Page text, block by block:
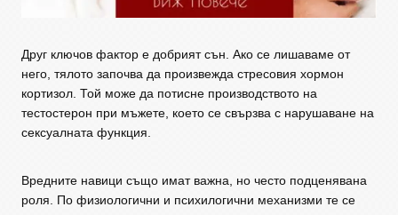
Друг ключов фактор е добрият сън. Ако се лишаваме от
него, тялото започва да произвежда стресовия хормон
кортизол. Той може да потисне производството на
тестостерон при мъжете, което се свързва с нарушаване на
сексуалната функция.
Вредните навици също имат важна, но често подценявана
роля. По физиологични и психилогични механизми те се